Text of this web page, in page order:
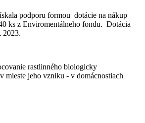
podporu formou dotácie na nákup
ks z Enviromentálneho fondu. Dotácia
2023.
rastlinného biologicky
mieste jeho vzniku - v domácnostiach